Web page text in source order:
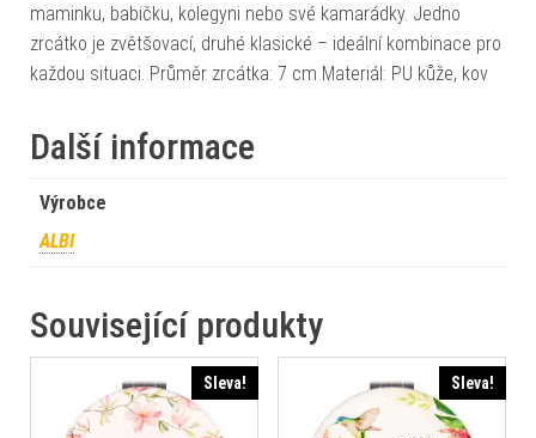
maminku, babičku, kolegyni nebo své kamarádky. Jedno
zrcátko je zvětšovací, druhé klasické – ideální kombinace pro
každou situaci. Průměr zrcátka: 7 cm Materiál: PU kůže, kov
Další informace
Výrobce
ALBI
Související produkty
Sleva! Sleva!